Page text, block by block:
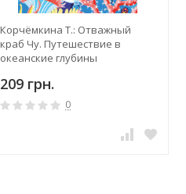
Корчёмкина Т.: Отважный
краб Чу. Путешествие в
океанские глубины
209 грн.
0